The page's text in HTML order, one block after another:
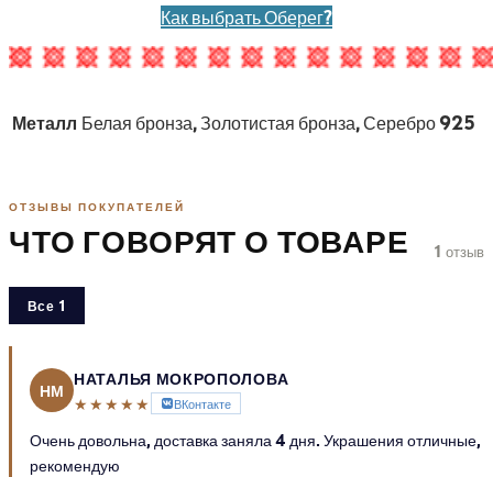
Как выбрать Оберег?
Металл Белая бронза, Золотистая бронза, Серебро 925
ОТЗЫВЫ ПОКУПАТЕЛЕЙ
ЧТО ГОВОРЯТ О ТОВАРЕ 1 отзыв
Все 1
НМ
НАТАЛЬЯ МОКРОПОЛОВА
★★★★★
ВКонтакте
Очень довольна, доставка заняла 4 дня. Украшения отличные,
рекомендую